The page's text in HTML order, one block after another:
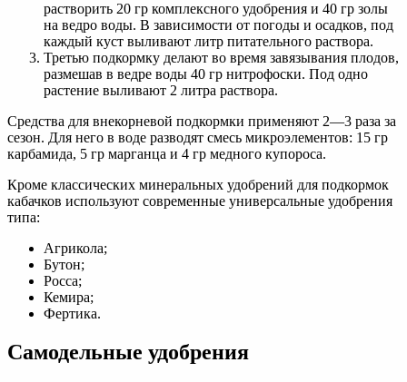
растворить 20 гр комплексного удобрения и 40 гр золы
на ведро воды. В зависимости от погоды и осадков, под
каждый куст выливают литр питательного раствора.
Третью подкормку делают во время завязывания плодов,
размешав в ведре воды 40 гр нитрофоски. Под одно
растение выливают 2 литра раствора.
Средства для внекорневой подкормки применяют 2—3 раза за
сезон. Для него в воде разводят смесь микроэлементов: 15 гр
карбамида, 5 гр марганца и 4 гр медного купороса.
Кроме классических минеральных удобрений для подкормок
кабачков используют современные универсальные удобрения
типа:
Агрикола;
Бутон;
Росса;
Кемира;
Фертика.
Самодельные удобрения